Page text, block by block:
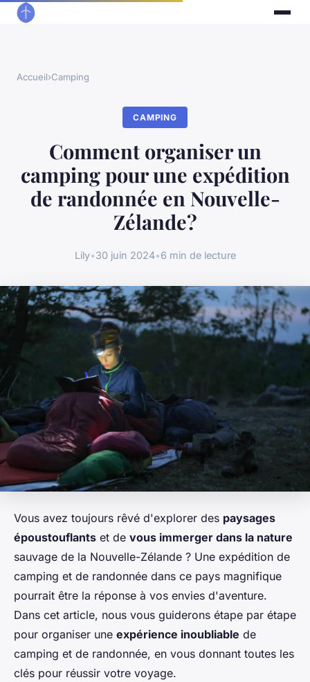
Accueil›Camping
CAMPING
Comment organiser un
camping pour une expédition
de randonnée en Nouvelle-
Zélande?
Lily•30 juin 2024•6 min de lecture
Vous avez toujours rêvé d'explorer des paysages
époustouflants et de vous immerger dans la nature
sauvage de la Nouvelle-Zélande ? Une expédition de
camping et de randonnée dans ce pays magnifique
pourrait être la réponse à vos envies d'aventure.
Dans cet article, nous vous guiderons étape par étape
pour organiser une expérience inoubliable de
camping et de randonnée, en vous donnant toutes les
clés pour réussir votre voyage.